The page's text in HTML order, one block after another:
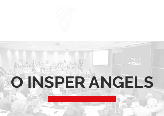
O INSPER ANGELS